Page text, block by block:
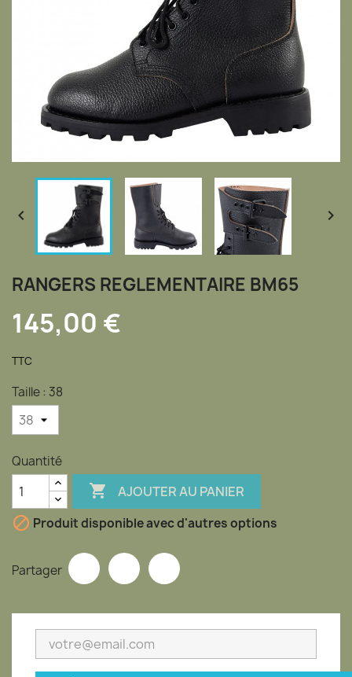
 
RANGERS REGLEMENTAIRE BM65
145,00 €
TTC
Taille : 38
Quantité
 AJOUTER AU PANIER
 Produit disponible avec d'autres options
Partager